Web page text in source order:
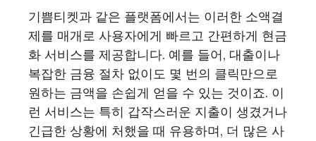
기쁨티켓과 같은 플랫폼에서는 이러한 소액결
제를 매개로 사용자에게 빠르고 간편하게 현금
화 서비스를 제공합니다. 예를 들어, 대출이나
복잡한 금융 절차 없이도 몇 번의 클릭만으로
원하는 금액을 손쉽게 얻을 수 있는 것이죠. 이
런 서비스는 특히 갑작스러운 지출이 생겼거나
긴급한 상황에 처했을 때 유용하며, 더 많은 사